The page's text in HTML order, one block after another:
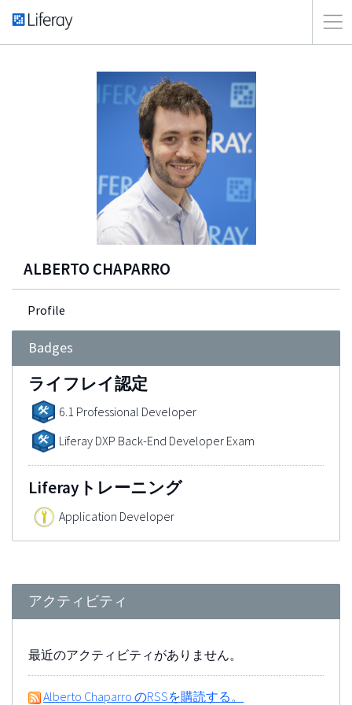
ALBERTO CHAPARRO
Profile
Badges
ライフレイ認定
6.1 Professional Developer
Liferay DXP Back-End Developer Exam
Liferayトレーニング
Application Developer
アクティビティ
最近のアクティビティがありません。
Alberto Chaparro のRSSを購読する。